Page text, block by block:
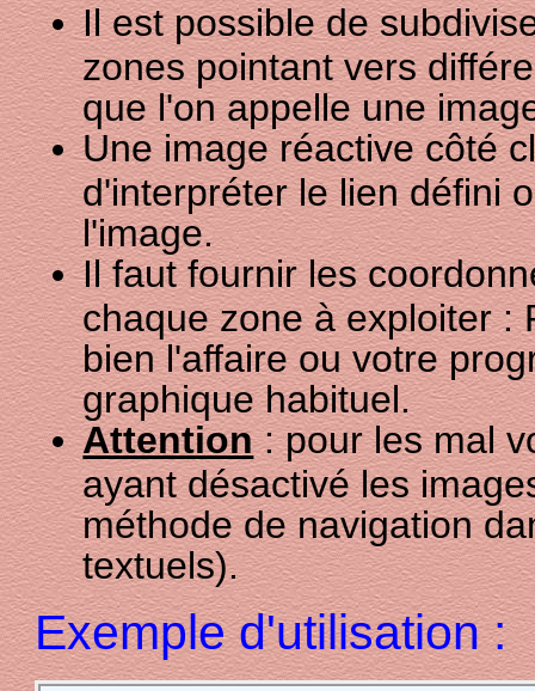
Il est possible de
zones pointant vers
que l'on appelle une
Une image réactive côté
d'interpréter le lien défini
l'image.
Il faut fournir les
chaque zone à exploiter :
bien l'affaire ou votre
graphique habituel.
Attention: pour les mal
ayant désactivé les
méthode de navigation
textuels).
Exemple d'utilisation :